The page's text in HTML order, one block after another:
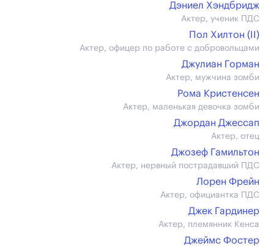
Дэниел Хэндбридж
Актер, ученик ПДС
Пол Хилтон (II)
Актер, офицер по работе с добровольцами
Джулиан Горман
Актер, мужчина зомби
Рома Кристенсен
Актер, маленькая девочка зомби
Джордан Джессап
Актер, отец
Джозеф Гамильтон
Актер, нервный пострадавший ПДС
Лорен Фрейн
Актер, официантка ПДС
Джек Гардинер
Актер, племянник Кенса
Джеймс Фостер